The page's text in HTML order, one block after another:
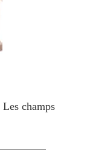
Les champs